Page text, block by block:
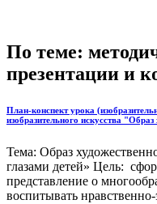
По теме:
презентации и
План-конспект урока
изобразительного искусства
Тема: Образ
глазами детей» Цель:
представление о
воспитывать